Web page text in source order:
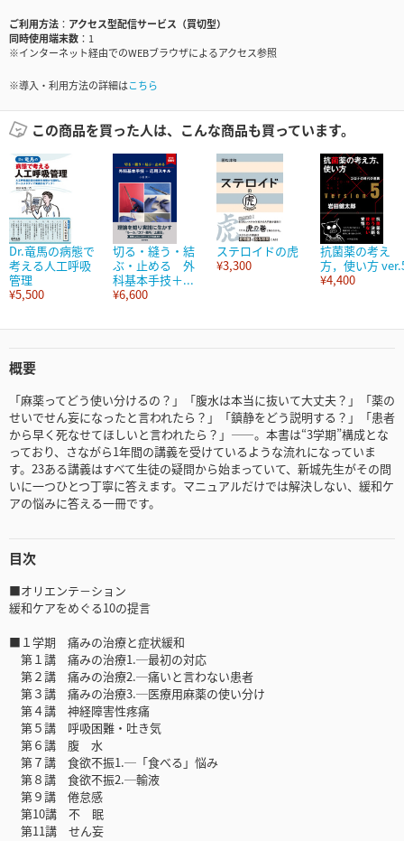
ご利用方法
アクセス型配信サービス（買切型）
同時使用端末数
1
※インターネット経由でのWEBブラウザによるアクセス参照
※導入・利用方法の詳細はこちら
この商品を買った人は、こんな商品も買っています。
Dr.竜馬の病態で
考える人工呼吸
管理
¥5,500
切る・縫う・結
ぶ・止める 外
科基本手技＋...
¥6,600
ステロイドの虎
¥3,300
抗菌薬の考え
方，使い方
¥4,400
概要
「麻薬ってどう使い分けるの？」「腹水は本当に抜いて大丈夫？」「薬の
せいでせん妄になったと言われたら？」「鎮静をどう説明する？」「患者
から早く死なせてほしいと言われたら？」――。本書は“3学期”構成とな
っており、さながら1年間の講義を受けているような流れになっていま
す。23ある講義はすべて生徒の疑問から始まっていて、新城先生がその問
いに一つひとつ丁寧に答えます。マニュアルだけでは解決しない、緩和ケ
アの悩みに答える一冊です。
目次
■オリエンテ－ション
緩和ケアをめぐる10の提言
■１学期 痛みの治療と症状緩和
第１講 痛みの治療1.─最初の対応
第２講 痛みの治療2.─痛いと言わない患者
第３講 痛みの治療3.─医療用麻薬の使い分け
第４講 神経障害性疼痛
第５講 呼吸困難・吐き気
第６講 腹 水
第７講 食欲不振1.─「食べる」悩み
第８講 食欲不振2.─輸液
第９講 倦怠感
第10講 不 眠
第11講 せん妄